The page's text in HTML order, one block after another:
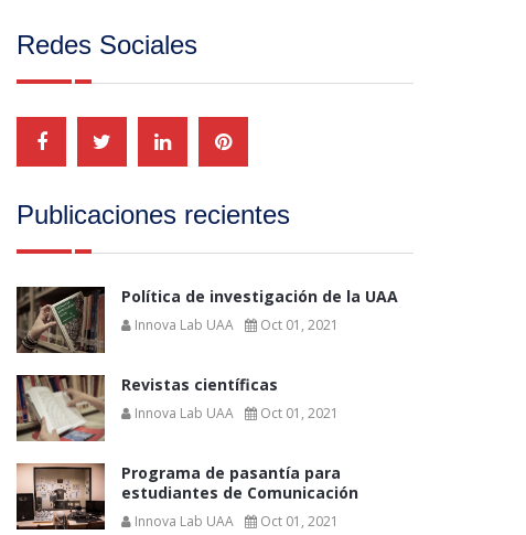
Redes Sociales
Publicaciones recientes
Política de investigación de la UAA
Innova Lab UAA Oct 01, 2021
Revistas científicas
Innova Lab UAA Oct 01, 2021
Programa de pasantía para
estudiantes de Comunicación
Innova Lab UAA Oct 01, 2021